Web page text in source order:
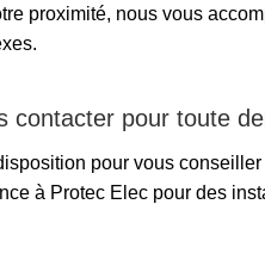
proximité, nous vous
contacter pour toute
pour vous
à Protec Elec pour des